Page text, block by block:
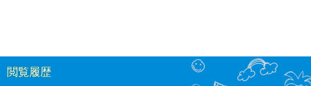
閲覧履歴